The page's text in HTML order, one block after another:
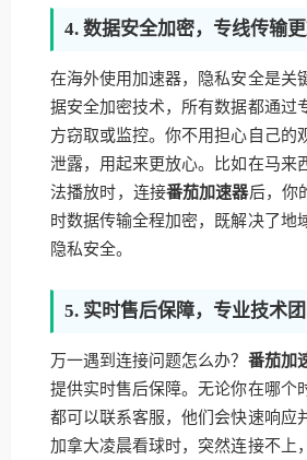
4. 数据安全加密，专线传输
在海外使用加速器，隐私安全是关
据安全加密技术，所有数据都通过
方窃取或监控。你不用担心自己的
泄露，用起来更放心。比如在马来
法播放时，连接番茄加速器后，你
时数据传输全程加密，既解决了地
隐私安全。
5. 实时售后保障，专业技术
万一遇到连接问题怎么办？ 番茄加
提供实时售后保障。无论你在哪个
都可以联系客服，他们会快速响应
加拿大凌晨看球时，突然连接不上